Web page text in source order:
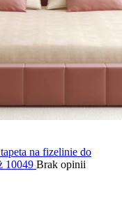
na fizelinie do
10049 Brak opinii